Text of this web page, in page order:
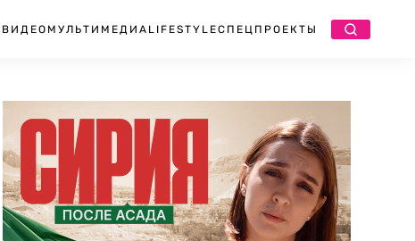
ВИДЕО МУЛЬТИМЕДИА LIFESTYLEСПЕЦПРОЕКТЫ